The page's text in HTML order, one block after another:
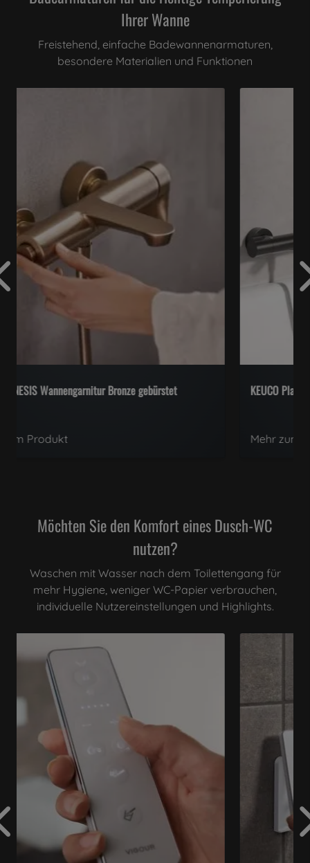
Ihrer Wanne
Freistehend, einfache Badewannenarmaturen,
besondere Materialien und Funktionen
HANSAGENESIS Wannengarnitur Bronze gebürstet
Mehr zum Produkt
Möchten Sie den Komfort eines Dusch-WC
nutzen?
Waschen mit Wasser nach dem Toilettengang für
mehr Hygiene, weniger WC-Papier verbrauchen,
individuelle Nutzereinstellungen und Highlights.